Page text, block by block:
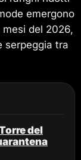
emergono
del 2026,
serpeggia tra
del